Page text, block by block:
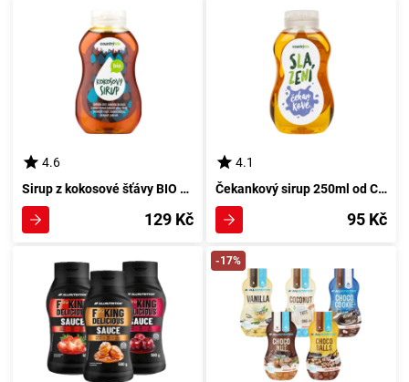
4.6
Sirup z kokosové šťávy BIO 250ml od Country Life
129 Kč
4.1
Čekankový sirup 250ml od Country Life
95 Kč
-17%